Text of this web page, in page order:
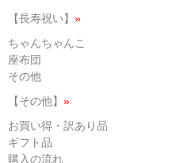
【長寿祝い】 »
ちゃんちゃんこ
座布団
その他
【その他】 »
お買い得・訳あり品
ギフト品
購入の流れ